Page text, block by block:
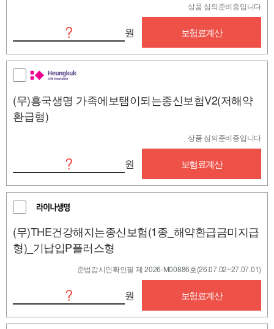
상품 심의준비중입니다
? 원 보험료계산
(무)흥국생명 가족에보탬이되는종신보험V2(저해약
환급형)
상품 심의준비중입니다
? 원 보험료계산
(무)THE건강해지는종신보험(1종_해약환급금미지급
형)_기납입P플러스형
준법감시인확인필 제 2026-M00886호(26.07.02~27.07.01)
? 원 보험료계산